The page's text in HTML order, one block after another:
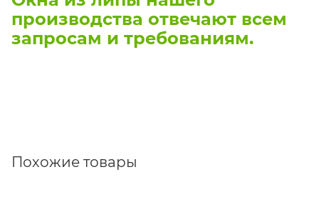
производства отвечают всем
запросам и требованиям.
Похожие товары